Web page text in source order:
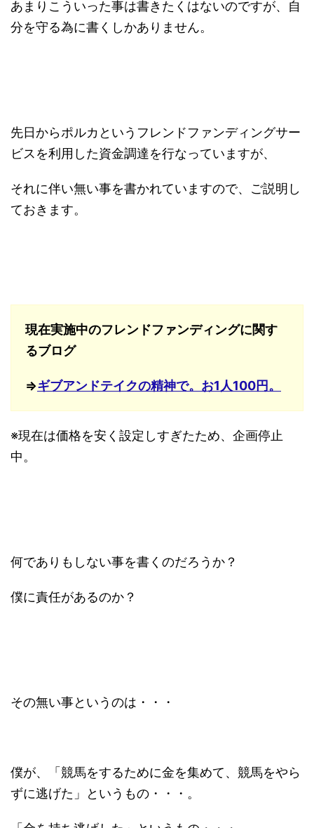
あまりこういった事は書きたくはないのですが、自
分を守る為に書くしかありません。
先日からポルカというフレンドファンディングサー
ビスを利用した資金調達を行なっていますが、
それに伴い無い事を書かれていますので、ご説明し
ておきます。
現在実施中のフレンドファンディングに関す
るブログ
⇒ギブアンドテイクの精神で。お1人100円。
※現在は価格を安く設定しすぎたため、企画停止
中。
何でありもしない事を書くのだろうか？
僕に責任があるのか？
その無い事というのは・・・
僕が、「競馬をするために金を集めて、競馬をやら
ずに逃げた」というもの・・・。